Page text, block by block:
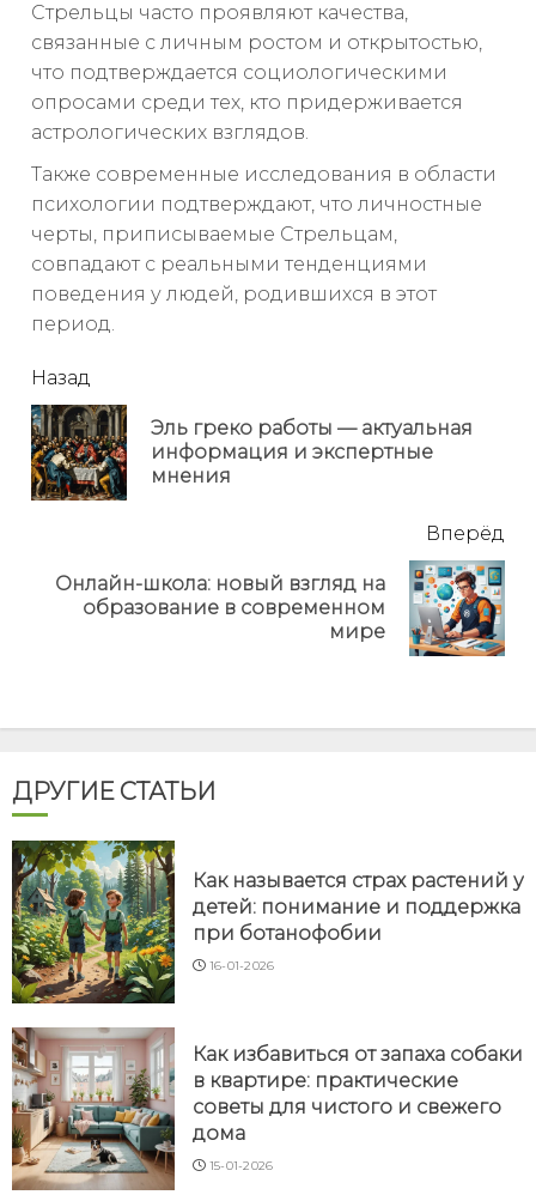
Стрельцы часто проявляют качества,
связанные с личным ростом и открытостью,
что подтверждается социологическими
опросами среди тех, кто придерживается
астрологических взглядов.
Также современные исследования в области
психологии подтверждают, что личностные
черты, приписываемые Стрельцам,
совпадают с реальными тенденциями
поведения у людей, родившихся в этот
период.
читать
еще
Назад
Эль греко работы — актуальная
информация и экспертные
мнения
Вперёд
Онлайн-школа: новый взгляд на
образование в современном
мире
ДРУГИЕ СТАТЬИ
Как называется страх растений у
детей: понимание и поддержка
при ботанофобии
16-01-2026
Как избавиться от запаха собаки
в квартире: практические
советы для чистого и свежего
дома
15-01-2026